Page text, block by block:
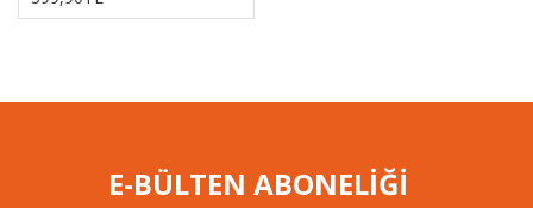
E-BÜLTEN ABONELİĞİ